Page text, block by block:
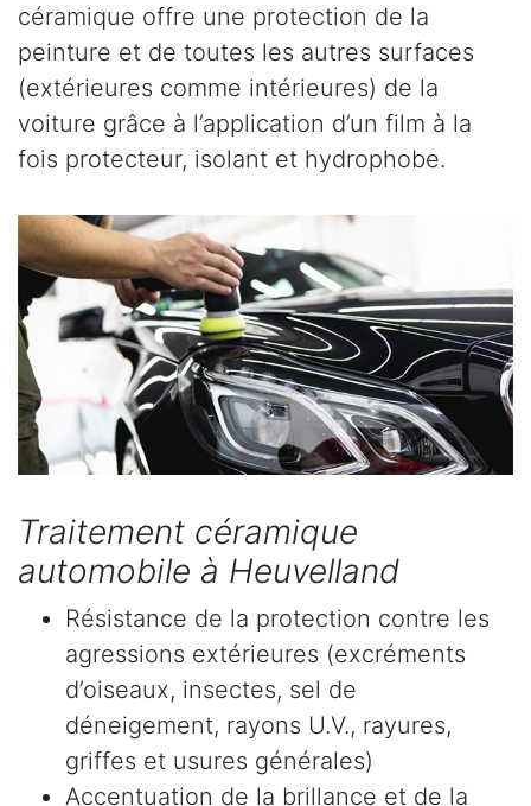
céramique offre une protection de la
peinture et de toutes les autres surfaces
(extérieures comme intérieures) de la
voiture grâce à l’application d’un film à la
fois protecteur, isolant et hydrophobe.
Traitement céramique
automobile à Heuvelland
Résistance de la protection contre les
agressions extérieures (excréments
d’oiseaux, insectes, sel de
déneigement, rayons U.V., rayures,
griffes et usures générales)
Accentuation de la brillance et de la